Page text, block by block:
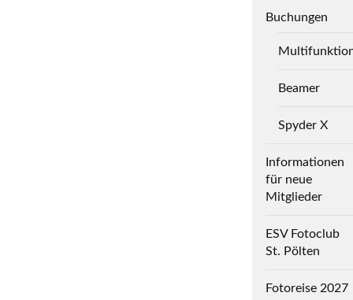
Buchungen
Beamer
Spyder X
Informationen
für neue
Mitglieder
ESV Fotoclub
St. Pölten
Fotoreise 2027